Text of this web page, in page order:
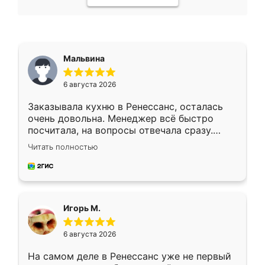
Мальвина
6 августа 2026
Заказывала кухню в Ренессанс, осталась
очень довольна. Менеджер всё быстро
посчитала, на вопросы отвечала сразу.
Замерщик приехал в субботу, подошёл к
делу со всей ответственностью. Собрали
за день, ребята работали аккуратно, даже
Читать полностью
Игорь М.
6 августа 2026
На самом деле в Ренессанс уже не первый